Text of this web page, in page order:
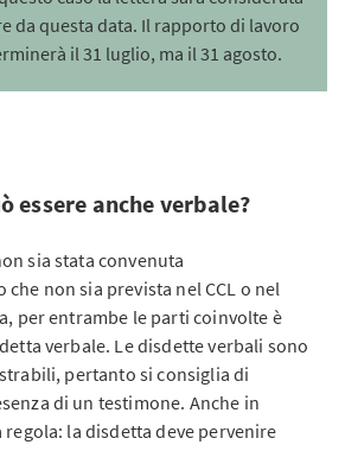
da questa data. Il rapporto di lavoro
il 31 luglio, ma il 31 agosto.
essere anche verbale?
sia stata convenuta
non sia prevista nel CCL o nel
per entrambe le parti coinvolte è
verbale. Le disdette verbali sono
pertanto si consiglia di
di un testimone. Anche in
regola: la disdetta deve pervenire